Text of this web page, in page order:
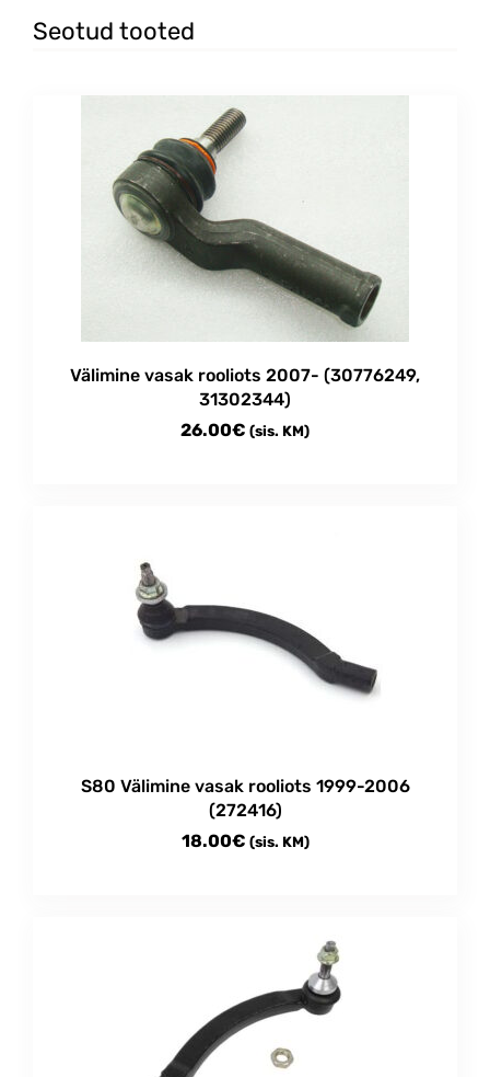
Seotud tooted
Välimine vasak rooliots 2007- (30776249,
31302344)
26.00€ (sis. KM)
S80 Välimine vasak rooliots 1999-2006
(272416)
18.00€ (sis. KM)